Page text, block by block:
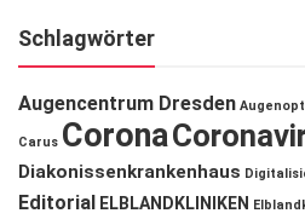
Schlagwörter
Augencentrum Dresden
Carus Corona
Diakonissenkrankenhaus
Editorial ELBLANDKLINIKEN